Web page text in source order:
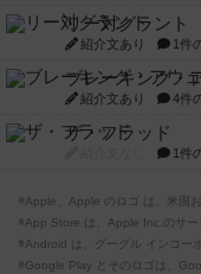
リー対グラント
紹介文あり 1件
ブレーキング・
紹介文あり 4件
ザ・フラッド
1件
※Apple、Apple のロゴ は、米国
※App Store は、Apple Inc.のサー
※Android は、グーグル インコー
※Google Play とそのロゴは、